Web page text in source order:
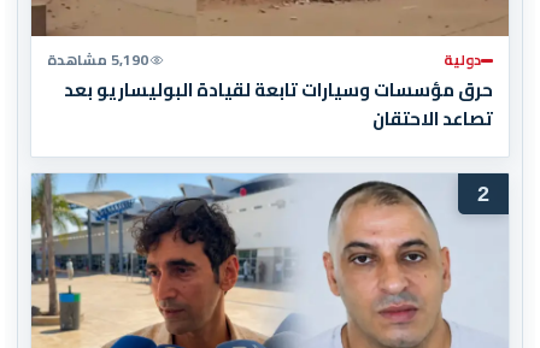
دولية 5,190 مشاهدة
حرق مؤسسات وسيارات تابعة لقيادة البوليساريو بعد
تصاعد الاحتقان
2